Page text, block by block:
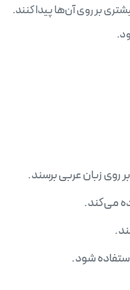
بر روی آن‌ها پیدا کنند.
روی زبان عربی برسند.
می‌کند.
شود.